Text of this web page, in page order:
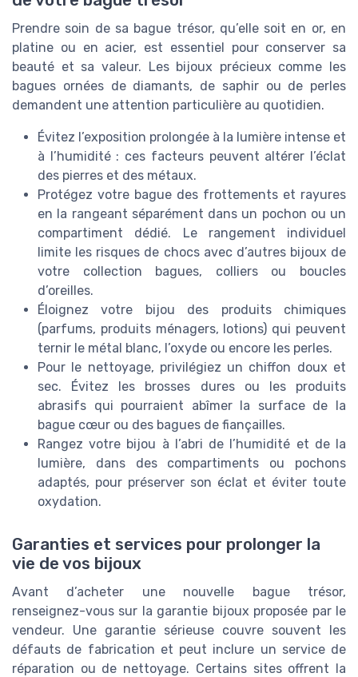
Prendre soin de sa bague trésor, qu’elle soit en or, en
platine ou en acier, est essentiel pour conserver sa
beauté et sa valeur. Les bijoux précieux comme les
bagues ornées de diamants, de saphir ou de perles
demandent une attention particulière au quotidien.
Évitez l’exposition prolongée à la lumière intense et
à l’humidité : ces facteurs peuvent altérer l’éclat
des pierres et des métaux.
Protégez votre bague des frottements et rayures
en la rangeant séparément dans un pochon ou un
compartiment dédié. Le rangement individuel
limite les risques de chocs avec d’autres bijoux de
votre collection bagues, colliers ou boucles
d’oreilles.
Éloignez votre bijou des produits chimiques
(parfums, produits ménagers, lotions) qui peuvent
ternir le métal blanc, l’oxyde ou encore les perles.
Pour le nettoyage, privilégiez un chiffon doux et
sec. Évitez les brosses dures ou les produits
abrasifs qui pourraient abîmer la surface de la
bague cœur ou des bagues de fiançailles.
Rangez votre bijou à l’abri de l’humidité et de la
lumière, dans des compartiments ou pochons
adaptés, pour préserver son éclat et éviter toute
oxydation.
Garanties et services pour prolonger la
vie de vos bijoux
Avant d’acheter une nouvelle bague trésor,
renseignez-vous sur la garantie bijoux proposée par le
vendeur. Une garantie sérieuse couvre souvent les
défauts de fabrication et peut inclure un service de
réparation ou de nettoyage. Certains sites offrent la